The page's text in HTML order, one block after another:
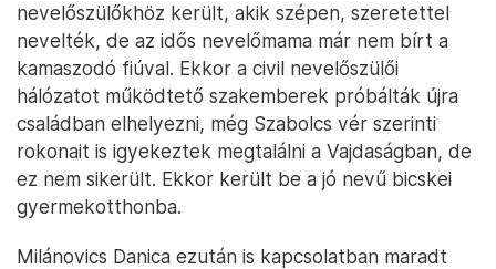
nevelőszülőkhöz került, akik szépen, szeretettel
nevelték, de az idős nevelőmama már nem bírt a
kamaszodó fiúval. Ekkor a civil nevelőszülői
hálózatot működtető szakemberek próbálták újra
családban elhelyezni, még Szabolcs vér szerinti
rokonait is igyekeztek megtalálni a Vajdaságban, de
ez nem sikerült. Ekkor került be a jó nevű bicskei
gyermekotthonba.
Milánovics Danica ezután is kapcsolatban maradt